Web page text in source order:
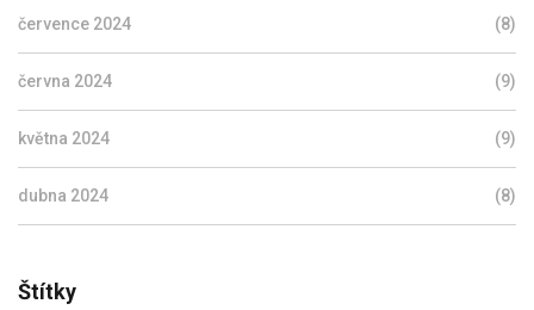
července 2024 (8)
června 2024 (9)
května 2024 (9)
dubna 2024 (8)
Štítky